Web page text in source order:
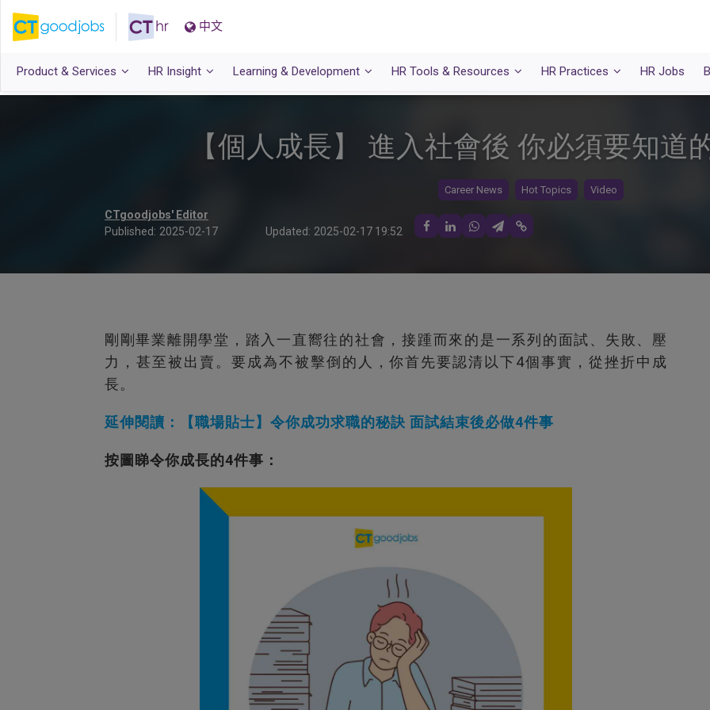
中文
Product & Services HR Insight Learning & Development HR Tools & Resources HR Practices HR Jobs
【個人成長】 進入社會後 你必須要知道
Career News Hot Topics Video
CTgoodjobs' Editor
Published: 2025-02-17 Updated: 2025-02-17 19:52
剛剛畢業離開學堂，踏入一直嚮往的社會，接踵而來的是一系列的面試、失敗、壓
力，甚至被出賣。要成為不被擊倒的人，你首先要認清以下4個事實，從挫折中成
長。
延伸閱讀：【職場貼士】令你成功求職的秘訣 面試結束後必做4件事
按圖睇令你成長的4件事：